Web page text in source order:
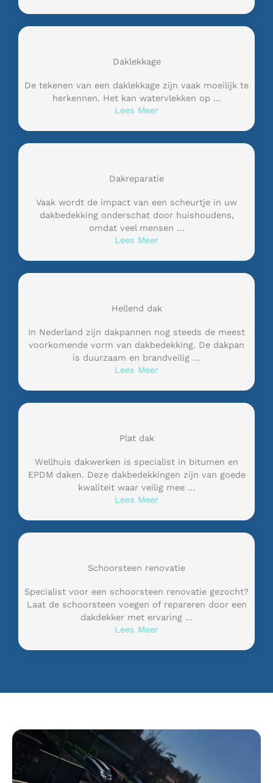
Daklekkage
De tekenen van een daklekkage zijn vaak moeilijk te
herkennen. Het kan watervlekken op …
Lees Meer
Dakreparatie
Vaak wordt de impact van een scheurtje in uw
dakbedekking onderschat door huishoudens,
omdat veel mensen …
Lees Meer
Hellend dak
In Nederland zijn dakpannen nog steeds de meest
voorkomende vorm van dakbedekking. De dakpan
is duurzaam en brandveilig …
Lees Meer
Plat dak
Wellhuis dakwerken is specialist in bitumen en
EPDM daken. Deze dakbedekkingen zijn van goede
kwaliteit waar veilig mee …
Lees Meer
Schoorsteen renovatie
Specialist voor een schoorsteen renovatie gezocht?
Laat de schoorsteen voegen of repareren door een
dakdekker met ervaring …
Lees Meer